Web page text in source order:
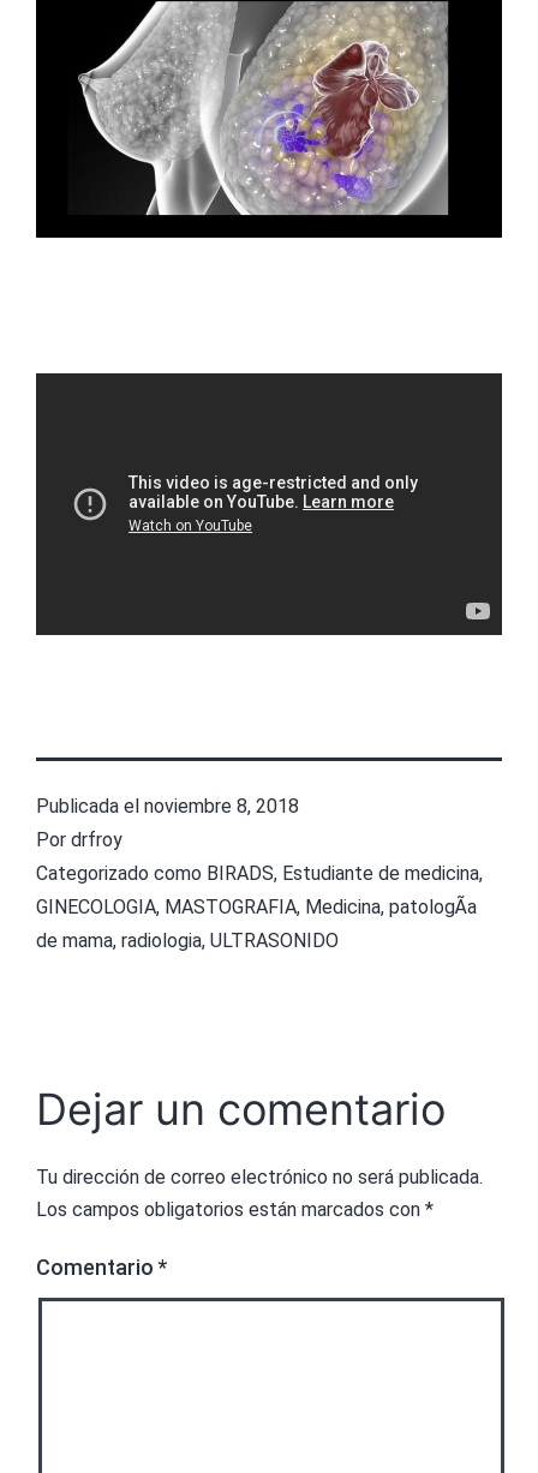
Publicada el noviembre 8, 2018
Por drfroy
Categorizado como BIRADS, Estudiante de medicina,
GINECOLOGIA, MASTOGRAFIA, Medicina, patologÃ­a
de mama, radiologia, ULTRASONIDO
Dejar un comentario
Tu dirección de correo electrónico no será publicada.
Los campos obligatorios están marcados con *
Comentario *